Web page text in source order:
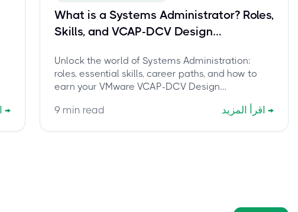
→
What is a Systems Administrator? Roles,
Skills, and VCAP-DCV Design
Unlock the world of Systems Administration:
roles, essential skills, career paths, and how to
earn your VMware VCAP-DCV Design
trusted pay-after-pass service for your 3V0-
9 min read اقرأ المزيد →